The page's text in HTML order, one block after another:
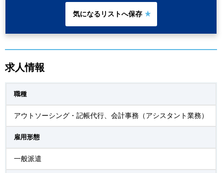
求人情報
職種
アウトソーシング・記帳代行、会計事務（アシスタント業務）
雇用形態
一般派遣